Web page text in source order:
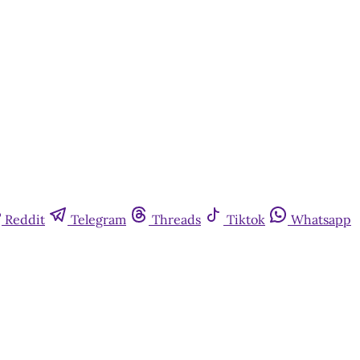
Reddit Telegram Threads Tiktok Whatsapp